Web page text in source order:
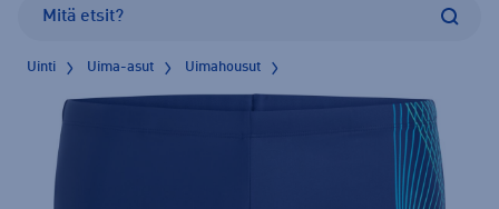
Uinti Uima-asut Uimahousut